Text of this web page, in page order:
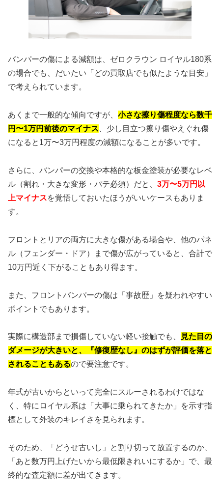
バンパーの傷による減額は、ゼロクラウン ロイヤル180系
の場合でも、だいたい「どの買取店でも似たような目安」
で考えられています。
あくまで一般的な傾向ですが、 小さな擦り傷程度なら数千
円〜1万円前後のマイナス 、少し目立つ擦り傷やえぐれ傷
になると1万〜3万円程度の減額になることが多いです。
さらに、バンパーの交換や本格的な板金塗装が必要なレベ
ル（割れ・大きな変形・パテ必須）だと、 3万〜5万円以
上マイナスを覚悟しておいたほうがいいケースもありま
す。
フロントとリアの両方に大きな傷がある場合や、他のパネ
ル（フェンダー・ドア）まで傷が広がっていると、合計で
10万円近く下がることもあり得ます。
また、フロントバンパーの傷は「事故歴」を疑われやすい
ポイントでもあります。
実際に構造部まで損傷していない軽い接触でも、
見た目の
ダメージが大きいと、『修復歴なし』のはずが評価を落と
されることもあるので要注意です。
年式が古いからといって完全にスルーされるわけではな
く、特にロイヤル系は「大事に乗られてきたか」を示す指
標として外装のキレイさを見られます。
そのため、「どうせ古いし」と割り切って放置するのか、
「あと数万円上げたいから最低限きれいにするか」で、最
終的な査定額に差が出てきます。